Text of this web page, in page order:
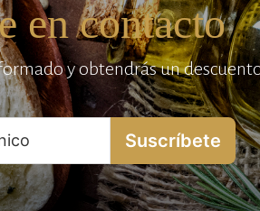
en contacto
y obtendrás un
Suscríbete